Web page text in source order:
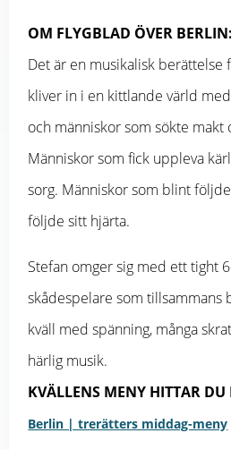
OM FLYGBLAD ÖVER BERLIN:
Det är en musikalisk berättelse
kliver in i en kittlande värld
och människor som sökte makt
Människor som fick uppleva
sorg. Människor som blint
följde sitt hjärta.
Stefan omger sig med ett tight
skådespelare som tillsammans
kväll med spänning, många
härlig musik.
KVÄLLENS MENY HITTAR DU
Berlin | trerätters middag-meny